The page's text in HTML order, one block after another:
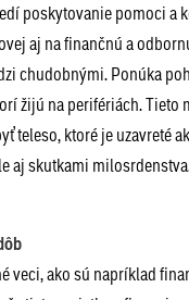
poskytovanie pomoci a
aj na finančnú a
chudobnými. Ponúka
žijú na perifériách. Tieto
teleso, ktoré je uzavreté
aj skutkami
veci, ako sú napríklad